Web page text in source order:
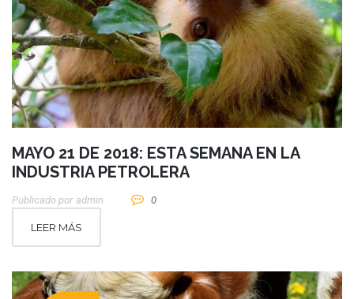
MAYO 21 DE 2018: ESTA SEMANA EN LA
INDUSTRIA PETROLERA
Publicado por Admin 0
LEER MÁS